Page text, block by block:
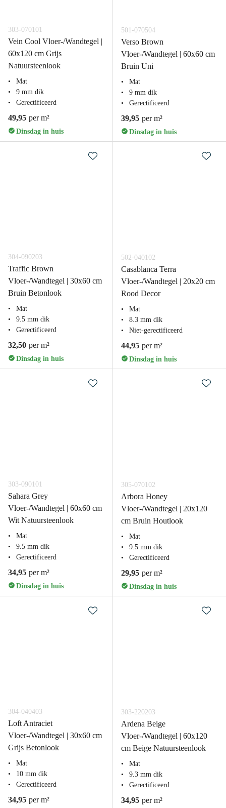
303-070101
Vein Cool Vloer-/Wandtegel |
60x120 cm Grijs
Natuursteenlook
Mat
9 mm dik
Gerectificeerd
49,95 per m²
Dinsdag in huis
501-070504
Verso Brown
Vloer-/Wandtegel | 60x60 cm
Bruin Uni
Mat
9 mm dik
Gerectificeerd
39,95 per m²
Dinsdag in huis
304-090203
Traffic Brown
Vloer-/Wandtegel | 30x60 cm
Bruin Betonlook
Mat
9.5 mm dik
Gerectificeerd
32,50 per m²
Dinsdag in huis
502-040102
Casablanca Terra
Vloer-/Wandtegel | 20x20 cm
Rood Decor
Mat
8.3 mm dik
Niet-gerectificeerd
44,95 per m²
Dinsdag in huis
303-090101
Sahara Grey
Vloer-/Wandtegel | 60x60 cm
Wit Natuursteenlook
Mat
9.5 mm dik
Gerectificeerd
34,95 per m²
Dinsdag in huis
305-070102
Arbora Honey
Vloer-/Wandtegel | 20x120
cm Bruin Houtlook
Mat
9.5 mm dik
Gerectificeerd
29,95 per m²
Dinsdag in huis
304-040403
Loft Antraciet
Vloer-/Wandtegel | 30x60 cm
Grijs Betonlook
Mat
10 mm dik
Gerectificeerd
34,95 per m²
303-220203
Ardena Beige
Vloer-/Wandtegel | 60x120
cm Beige Natuursteenlook
Mat
9.3 mm dik
Gerectificeerd
34,95 per m²